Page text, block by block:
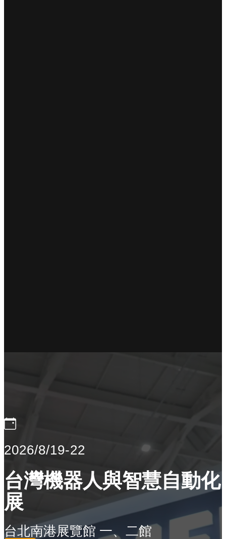
2026/8/19-22
台灣機器人與智慧自動化
展
台北南港展覽館 一、二館